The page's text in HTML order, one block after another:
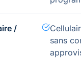
/
sans